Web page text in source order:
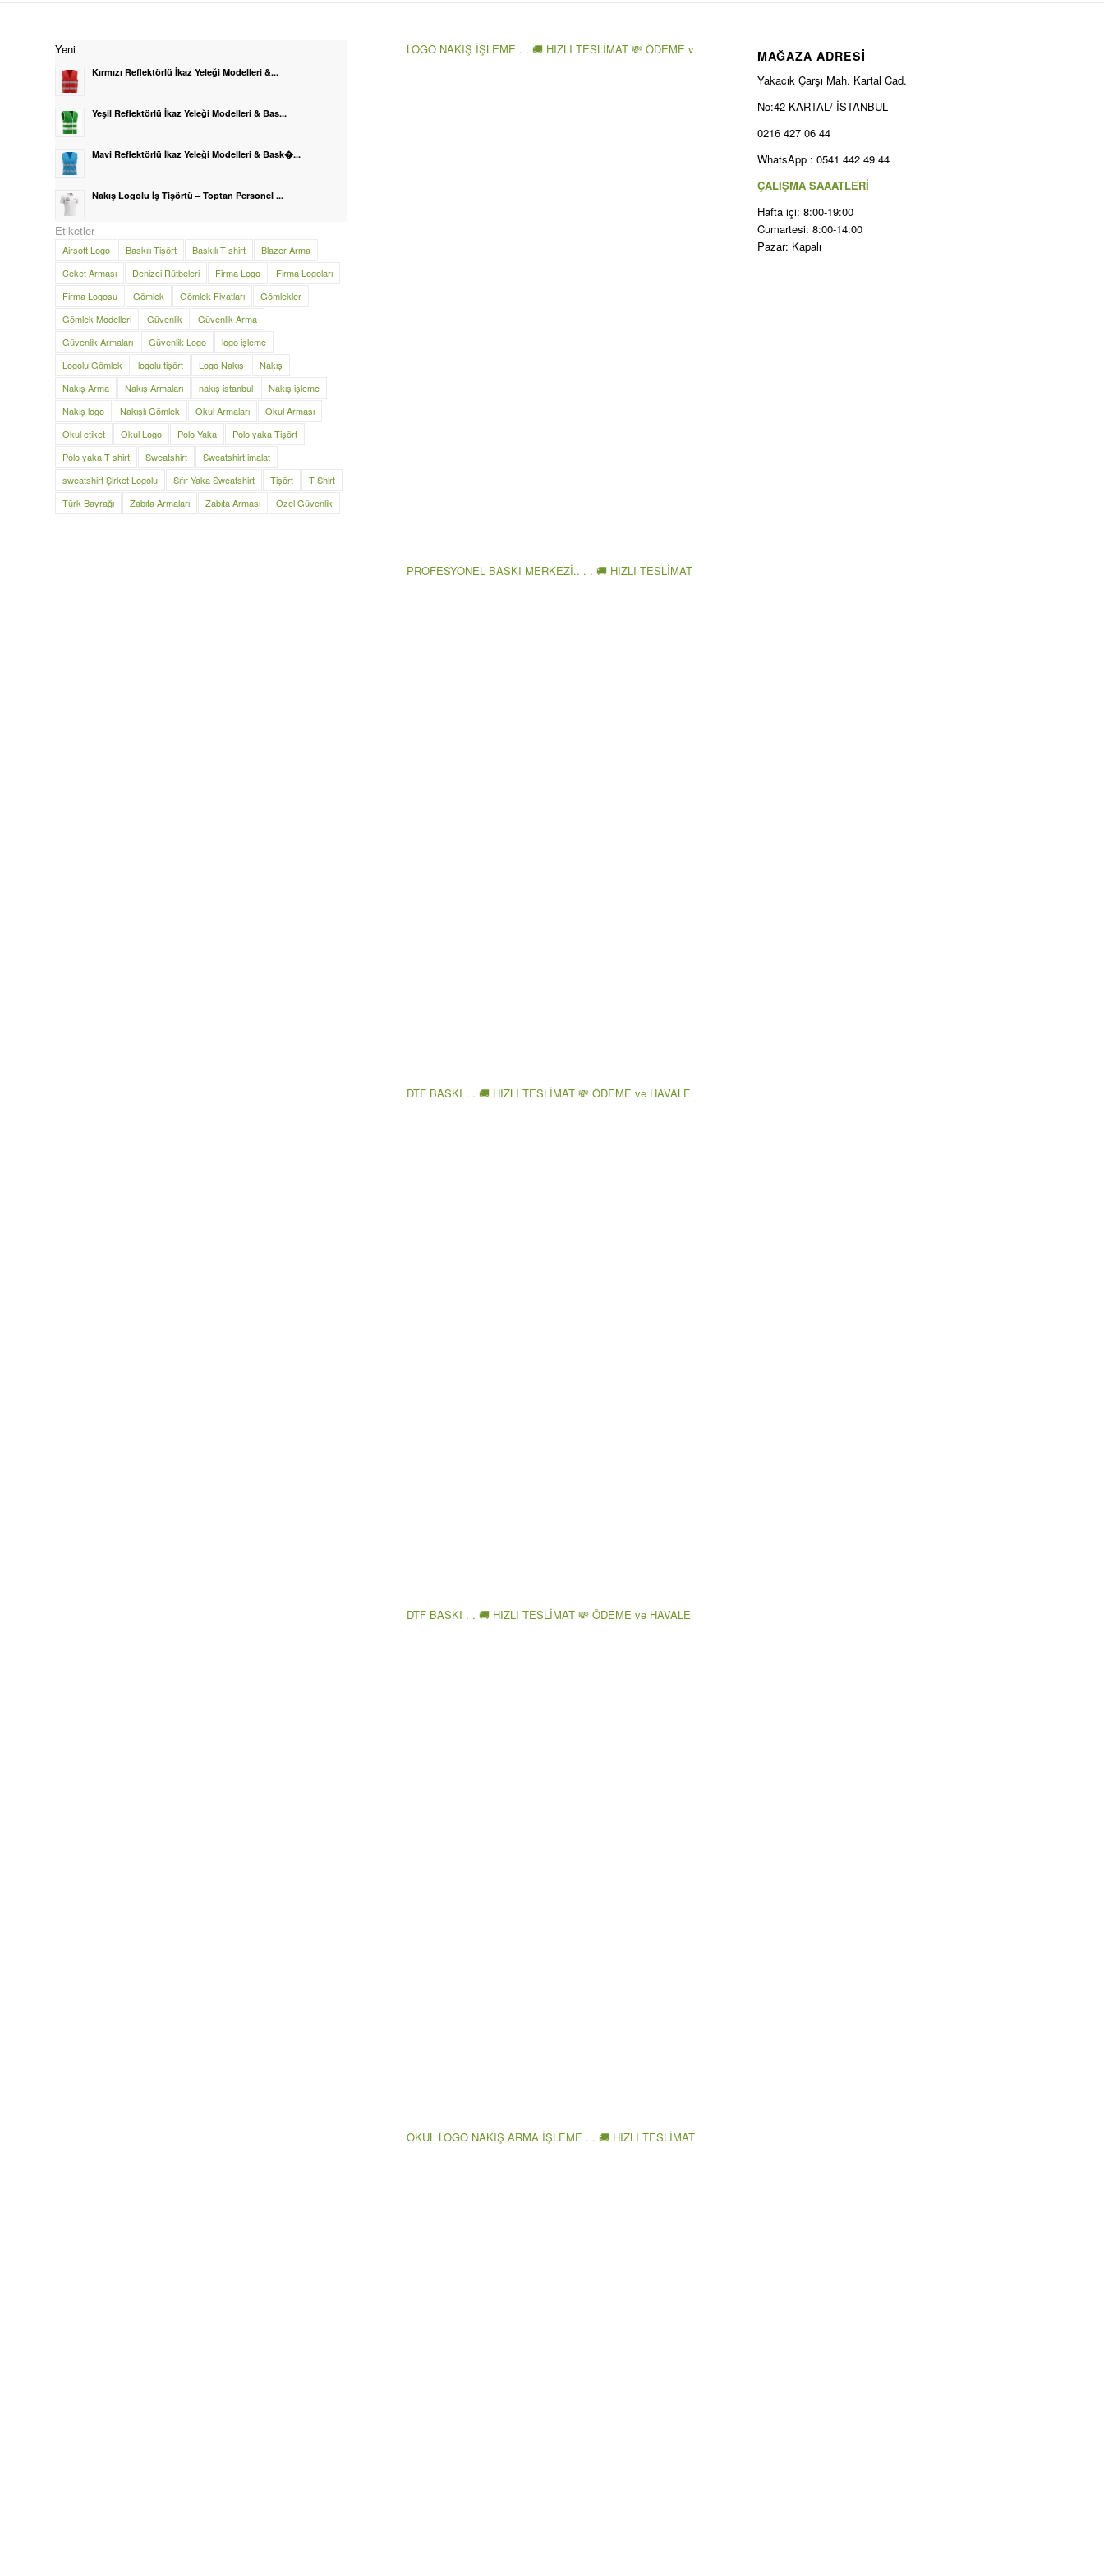
Yeni
Kırmızı Reflektörlü İkaz Yeleği Modelleri &...
Yeşil Reflektörlü İkaz Yeleği Modelleri & Bas...
Mavi Reflektörlü İkaz Yeleği Modelleri & Bask�...
Nakış Logolu İş Tişörtü – Toptan Personel ...
Etiketler
Airsoft Logo Baskılı Tişört Baskılı T shirt
Blazer Arma
Ceket Arması
Denizci Rütbeleri Firma Logo
Firma Logoları
Firma Logosu
Gömlek Gömlek Fiyatları
Gömlekler
Gömlek Modelleri
Güvenlik
Güvenlik Arma
Güvenlik Armaları
Güvenlik Logo
logo işleme
Logolu Gömlek
logolu tişört Logo Nakış
Nakış
Nakış Arma
Nakış Armaları nakış istanbul
Nakış işleme
Nakış logo
Nakışlı Gömlek Okul Armaları
Okul Arması
Okul etiket
Okul Logo Polo Yaka
Polo yaka Tişört
Polo yaka T shirt
Sweatshirt
Sweatshirt imalat
sweatshirt Şirket Logolu
Sıfır Yaka Sweatshirt Tişört
T Shirt
Türk Bayrağı
Zabıta Armaları Zabıta Arması Özel Güvenlik
LOGO NAKIŞ İŞLEME . . 🚚 HIZLI TESLİMAT 💸 ÖDEME v
PROFESYONEL BASKI MERKEZİ.. . . 🚚 HIZLI TESLİMAT
DTF BASKI . . 🚚 HIZLI TESLİMAT 💸 ÖDEME ve HAVALE
DTF BASKI . . 🚚 HIZLI TESLİMAT 💸 ÖDEME ve HAVALE
OKUL LOGO NAKIŞ ARMA İŞLEME . . 🚚 HIZLI TESLİMAT
MAĞAZA ADRESİ
Yakacık Çarşı Mah. Kartal Cad.
No:42 KARTAL/ İSTANBUL
0216 427 06 44
WhatsApp : 0541 442 49 44
ÇALIŞMA SAAATLERİ
Hafta içi: 8:00-19:00
Cumartesi: 8:00-14:00
Pazar: Kapalı